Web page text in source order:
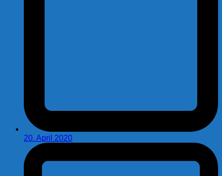
20. April 2020